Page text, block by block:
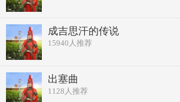
成吉思汗的传说
15940 人推荐
出塞曲
1128 人推荐